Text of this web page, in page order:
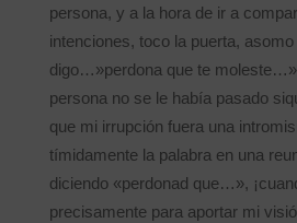
persona, y a la hora de ir a
intenciones, toco la puerta,
digo…»perdona que te
persona no se le había pasado
que mi irrupción fuera una
tímidamente la palabra en una
diciendo «perdonad que…»,
precisamente para aportar mi